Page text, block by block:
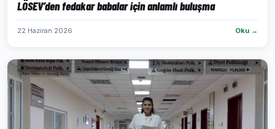
LÖSEV’den fedakar babalar için anlamlı buluşma
22 Haziran 2026 Oku →